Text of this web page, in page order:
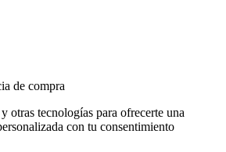
de compra
otras tecnologías para ofrecerte una
con tu consentimiento